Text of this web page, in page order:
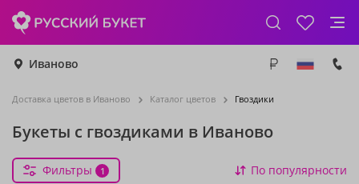
Иваново
Доставка цветов в Иваново Каталог цветов Гвоздики
Букеты с гвоздиками в Иваново
Фильтры 1 По популярности